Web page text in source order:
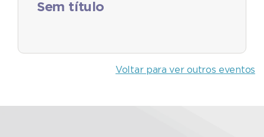
Sem título
Voltar para ver outros eventos